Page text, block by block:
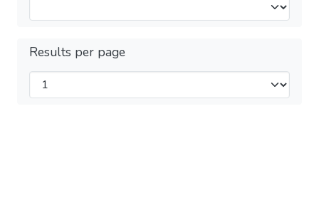
Results per page